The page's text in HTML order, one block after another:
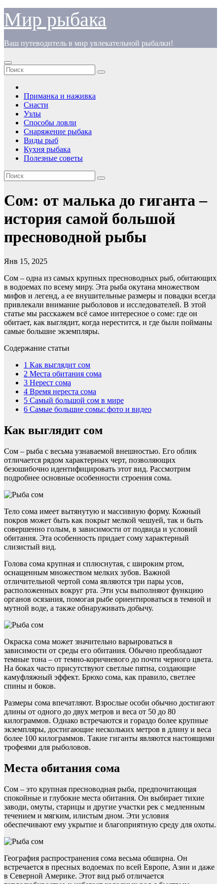
Перейти
содержимому
Мир рыбака
Ваш путеводитель в мир увлекательной рыбалки!
Приманка и наживка
Снасти
Узлы
Способы ловли
Снаряжение рыбака
Виды рыб
Кухня рыбака
Полезные советы
Сом: от малька до гиганта –
история самой большой
пресноводной рыбы
Янв 15, 2025
Сом – одна из самых крупных пресноводных рыб, обитающих
в водоемах по всему миру. Эта рыба окутана множеством
мифов и легенд, а ее внушительные размеры и повадки всегда
привлекали внимание рыболовов и исследователей. В этой
статье мы расскажем всё самое интересное о соме: где он
обитает, как выглядит, когда нерестится, и где были пойманы
самые большие экземпляры.
Содержание статьи
1 Как выглядит сом
2 Места обитания сома
3 Нерест сома
4 Время нереста сома
5 Самый большой сом в мире
6 Самые большие сомы: фото и видео
Как выглядит сом
Сом – рыба с весьма узнаваемой внешностью. Его облик
отличается рядом характерных черт, позволяющих
безошибочно идентифицировать этот вид. Рассмотрим
подробнее основные особенности строения сома.
Тело сома имеет вытянутую и массивную форму. Кожный
покров может быть как покрыт мелкой чешуей, так и быть
совершенно голым, в зависимости от подвида и условий
обитания. Эта особенность придает сому характерный
слизистый вид.
Голова сома крупная и сплюснутая, с широким ртом,
оснащенным множеством мелких зубов. Важной
отличительной чертой сома являются три пары усов,
расположенных вокруг рта. Эти усы выполняют функцию
органов осязания, помогая рыбе ориентироваться в темной и
мутной воде, а также обнаруживать добычу.
Окраска сома может значительно варьироваться в
зависимости от среды его обитания. Обычно преобладают
темные тона – от темно-коричневого до почти черного цвета.
На боках часто присутствуют светлые пятна, создающие
камуфляжный эффект. Брюхо сома, как правило, светлее
спины и боков.
Размеры сома впечатляют. Взрослые особи обычно достигают
длины от одного до двух метров и веса от 50 до 80
килограммов. Однако встречаются и гораздо более крупные
экземпляры, достигающие нескольких метров в длину и веса
более 100 килограммов. Такие гиганты являются настоящими
трофеями для рыболовов.
Места обитания сома
Сом – это крупная пресноводная рыба, предпочитающая
спокойные и глубокие места обитания. Он выбирает тихие
заводи, омуты, старицы и другие участки рек с медленным
течением и мягким, илистым дном. Эти условия
обеспечивают ему укрытие и благоприятную среду для охоты.
География распространения сома весьма обширна. Он
встречается в пресных водоемах по всей Европе, Азии и даже
в Северной Америке. Этот вид рыб отличается